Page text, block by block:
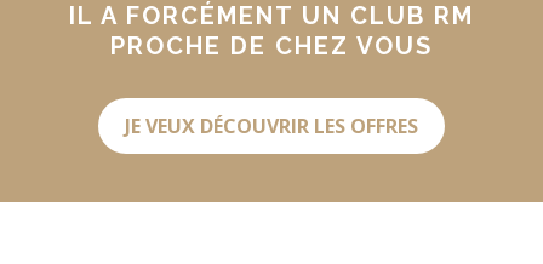
IL A FORCÉMENT UN CLUB RM
PROCHE DE CHEZ VOUS
JE VEUX DÉCOUVRIR LES OFFRES